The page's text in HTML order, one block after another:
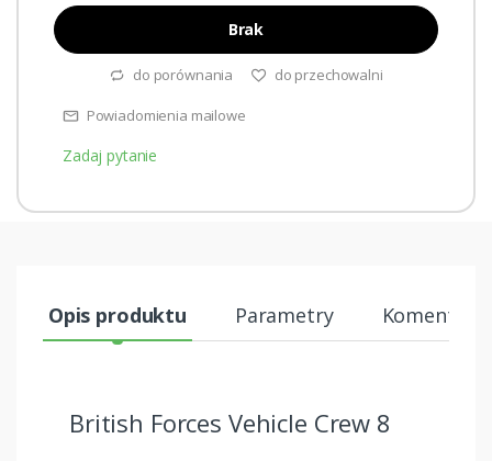
Brak
do porównania do przechowalni
Powiadomienia mailowe
Zadaj pytanie
Opis produktu Parametry
British Forces Vehicle Crew 8